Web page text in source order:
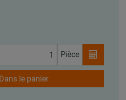
Pièce
Dans le panier